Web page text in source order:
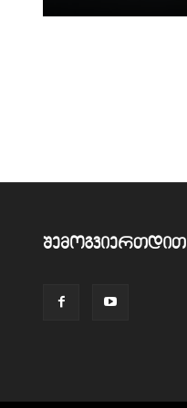
შემოგვიერთდით